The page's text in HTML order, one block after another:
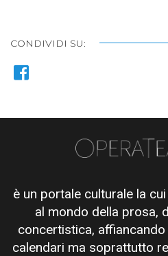
CONDIVIDI SU:
è un portale culturale la
al mondo della prosa,
concertistica,
calendari ma soprattutto